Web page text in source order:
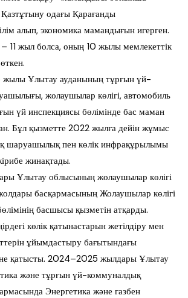
одағы Қарағанды
алып, экономика мамандығын игерген.
11 жыл болса, оның 10 жылы мемлекеттік
Ұлытау ауданының тұрғын үй-
жолаушылар көлігі, автомобиль
үй инспекциясы бөлімінде бас маман
Бұл қызметте 2022 жылға дейін жұмыс
шаруашылық пен көлік инфрақұрылымы
жинақтады.
Ұлытау облысының жолаушылар көлігі
басқармасының Жолаушылар көлігі
басшысы қызметін атқарды.
көлік қатынастарын жетілдіру мен
ұйымдастыру бағытындағы
қатысты. 2024–2025 жылдары Ұлытау
және тұрғын үй-коммуналдық
Энергетика және газбен